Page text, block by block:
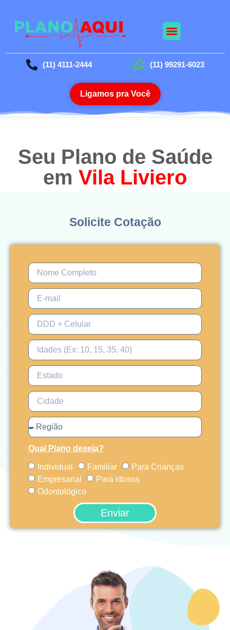
(11) 4111-2444 (11) 99291-6023
Ligamos pra Você
Seu Plano de Saúde
em Vila Liviero
Solicite Cotação
Qual Plano deseja?
Individual Familiar
Para Crianças
Empresarial
Para idosos
Odontológico
Enviar